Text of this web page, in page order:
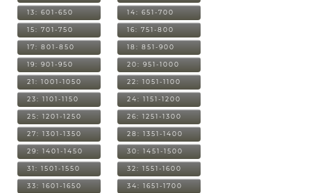
13: 601-650 14: 651-700
15: 701-750 16: 751-800
17: 801-850 18: 851-900
19: 901-950 20: 951-1000
21: 1001-1050 22: 1051-1100
23: 1101-1150 24: 1151-1200
25: 1201-1250 26: 1251-1300
27: 1301-1350 28: 1351-1400
29: 1401-1450 30: 1451-1500
31: 1501-1550 32: 1551-1600
33: 1601-1650 34: 1651-1700